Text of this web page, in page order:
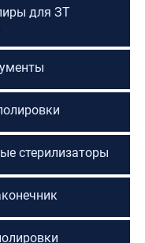
для ЗТ
стерилизаторы